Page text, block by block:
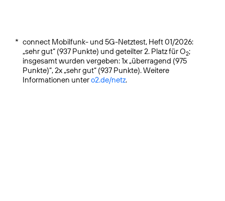
* connect Mobilfunk- und 5G-Netztest, Heft 01/2026:
„sehr gut“ (937 Punkte) und geteilter 2. Platz für O2;
insgesamt wurden vergeben: 1x „überragend (975
Punkte)“, 2x „sehr gut“ (937 Punkte). Weitere
Informationen untero2.de/netz.